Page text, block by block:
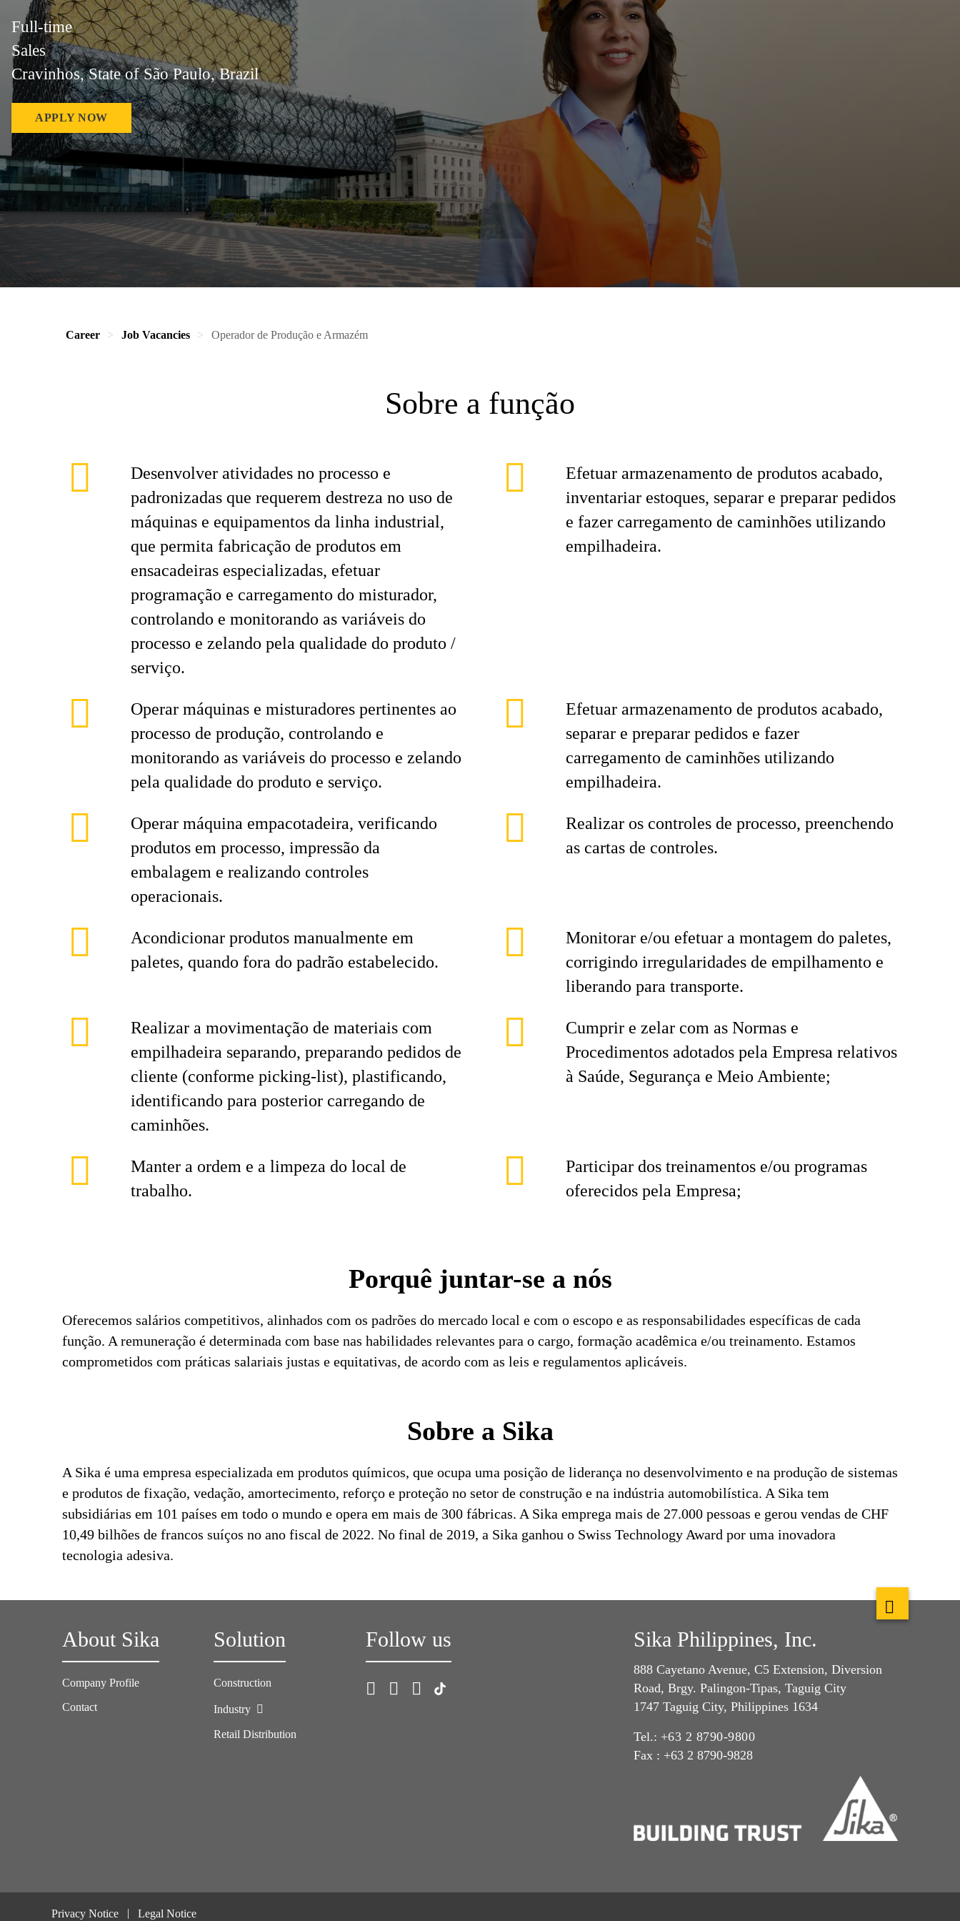
Full-time
Sales
Cravinhos, State of São Paulo, Brazil
APPLY NOW
Career Job Vacancies Operador de Produção e Armazém
Sobre a função
Desenvolver atividades no processo e
padronizadas que requerem destreza no uso de
máquinas e equipamentos da linha industrial,
que permita fabricação de produtos em
ensacadeiras especializadas, efetuar
programação e carregamento do misturador,
controlando e monitorando as variáveis do
processo e zelando pela qualidade do produto /
serviço.
Efetuar armazenamento de produtos acabado,
inventariar estoques, separar e preparar pedidos
e fazer carregamento de caminhões utilizando
empilhadeira.
Operar máquinas e misturadores pertinentes ao
processo de produção, controlando e
monitorando as variáveis do processo e zelando
pela qualidade do produto e serviço.
Efetuar armazenamento de produtos acabado,
separar e preparar pedidos e fazer
carregamento de caminhões utilizando
empilhadeira.
Operar máquina empacotadeira, verificando
produtos em processo, impressão da
embalagem e realizando controles
operacionais.
Realizar os controles de processo, preenchendo
as cartas de controles.
Acondicionar produtos manualmente em
paletes, quando fora do padrão estabelecido.
Monitorar e/ou efetuar a montagem do paletes,
corrigindo irregularidades de empilhamento e
liberando para transporte.
Realizar a movimentação de materiais com
empilhadeira separando, preparando pedidos de
cliente (conforme picking-list), plastificando,
identificando para posterior carregando de
caminhões.
Cumprir e zelar com as Normas e
Procedimentos adotados pela Empresa relativos
à Saúde, Segurança e Meio Ambiente;
Manter a ordem e a limpeza do local de
trabalho.
Participar dos treinamentos e/ou programas
oferecidos pela Empresa;
Porquê juntar-se a nós
Oferecemos salários competitivos, alinhados com os padrões do mercado local e com o escopo e as responsabilidades específicas de cada
função. A remuneração é determinada com base nas habilidades relevantes para o cargo, formação acadêmica e/ou treinamento. Estamos
comprometidos com práticas salariais justas e equitativas, de acordo com as leis e regulamentos aplicáveis.
Sobre a Sika
A Sika é uma empresa especializada em produtos químicos, que ocupa uma posição de liderança no desenvolvimento e na produção de sistemas
e produtos de fixação, vedação, amortecimento, reforço e proteção no setor de construção e na indústria automobilística. A Sika tem
subsidiárias em 101 países em todo o mundo e opera em mais de 300 fábricas. A Sika emprega mais de 27.000 pessoas e gerou vendas de CHF
10,49 bilhões de francos suíços no ano fiscal de 2022. No final de 2019, a Sika ganhou o Swiss Technology Award por uma inovadora
tecnologia adesiva.
About Sika
Company Profile
Contact
Solution
Construction
Industry
Retail Distribution
Follow us Sika Philippines, Inc.
888 Cayetano Avenue, C5 Extension, Diversion
Road, Brgy. Palingon-Tipas, Taguig City
1747 Taguig City, Philippines 1634
Tel.: +63 2 8790-9800
Fax : +63 2 8790-9828
Privacy Notice Legal Notice